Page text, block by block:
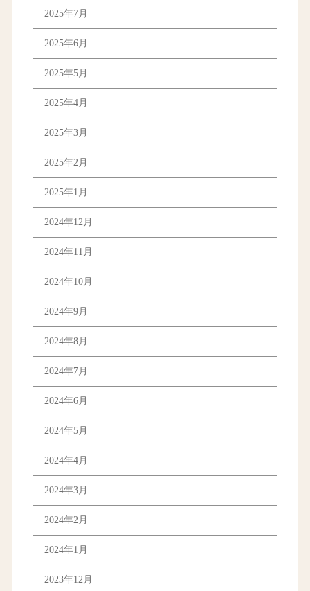
2025年7月
2025年6月
2025年5月
2025年4月
2025年3月
2025年2月
2025年1月
2024年12月
2024年11月
2024年10月
2024年9月
2024年8月
2024年7月
2024年6月
2024年5月
2024年4月
2024年3月
2024年2月
2024年1月
2023年12月